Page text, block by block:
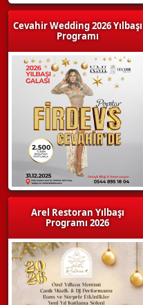
Cevahir Wedding 2026 Yılbaşı
Programı
Arel Restoran Yılbaşı
Programı 2026